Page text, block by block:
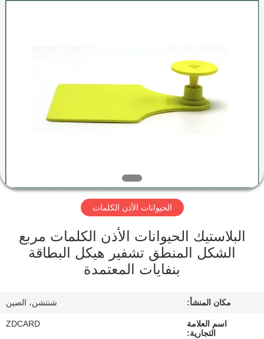
عنا
في
المعمل
مراقبة
Shenzhen
الحيوانات الأذن الكلمات
البلاستيك الحيوانات الأذن الكلمات مربع
الشكل المنطق تشفير هيكل البطاقة
بنفايات المعتمدة
مكان المنشأ: شنتشن، الصين
اسم العلامة
التجارية:
ZDCARD